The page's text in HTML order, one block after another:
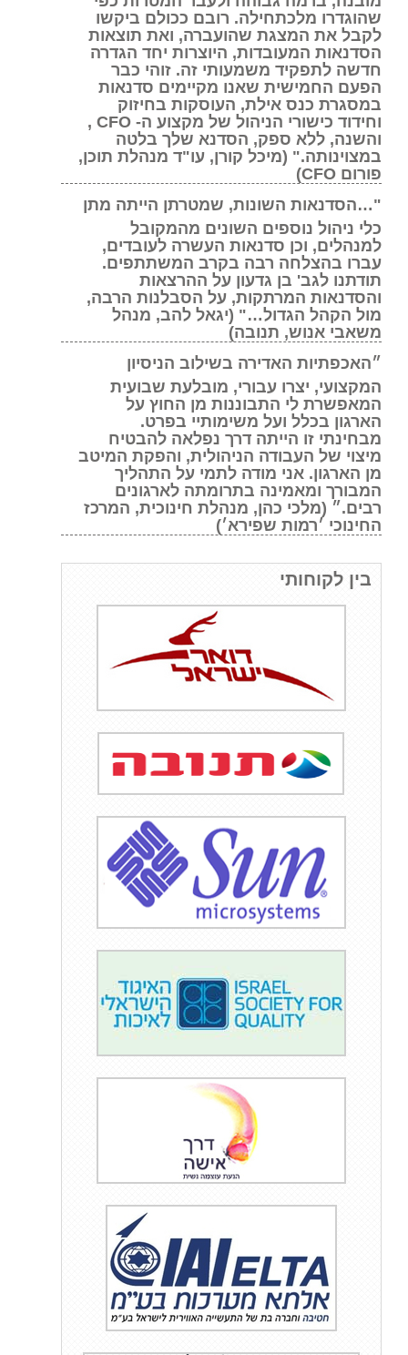
שהוגדרו מלכתחילה. רובם ככולם ביקשו
לקבל את המצגת שהועברה, ואת תוצאות
הסדנאות המעובדות, היוצרות יחד הגדרה
חדשה לתפקיד משמעותי זה. זוהי כבר
הפעם החמישית שאנו מקיימים סדנאות
במסגרת כנס אילת, העוסקות בחיזוק
והשנה, ללא ספק, הסדנא שלך בלטה
במצוינותה." (מיכל קורן, עו"ד מנהלת תוכן,
פורום CFO)
"…הסדנאות השונות, שמטרתן הייתה מתן
כלי ניהול נוספים השונים מהמקובל
למנהלים, וכן סדנאות העשרה לעובדים,
עברו בהצלחה רבה בקרב המשתתפים.
תודתנו לגב' בן גדעון על ההרצאות
והסדנאות המרתקות, על הסבלנות הרבה,
מול הקהל הגדול…" (יגאל להב, מנהל
משאבי אנוש, תנובה)
״האכפתיות האדירה בשילוב הניסיון
המקצועי, יצרו עבורי, מובלעת שבועית
המאפשרת לי התבוננות מן החוץ על
הארגון בכלל ועל משימותיי בפרט.
מבחינתי זו הייתה דרך נפלאה להבטיח
מיצוי של העבודה הניהולית, והפקת המיטב
מן הארגון. אני מודה לתמי על התהליך
המבורך ומאמינה בתרומתה לארגונים
רבים.״ (מלכי כהן, מנהלת חינוכית, המרכז
החינוכי ׳רמות שפירא׳)
בין לקוחותי